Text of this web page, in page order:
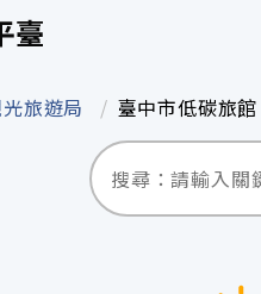
放平臺
旅遊局 臺中市低碳旅館